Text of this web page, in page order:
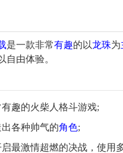
是一款非常有趣的以龙珠为
自由体验。
趣的火柴人格斗游戏;
各种帅气的角色;
最激情超燃的决战，使用